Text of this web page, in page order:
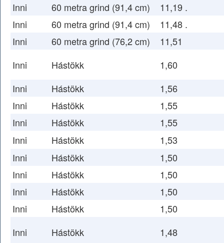
Inni
60 metra grind (91,4 cm)
11,19 .
Inni
60 metra grind (91,4 cm)
11,48 .
Inni
60 metra grind (76,2 cm)
11,51
Inni
Hástökk
1,60
Inni
Hástökk
1,56
Inni
Hástökk
1,55
Inni
Hástökk
1,55
Inni
Hástökk
1,53
Inni
Hástökk
1,50
Inni
Hástökk
1,50
Inni
Hástökk
1,50
Inni
Hástökk
1,50
Inni
Hástökk
1,48